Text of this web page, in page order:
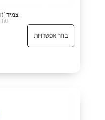
צמיד "Black Knight"
₪
בחר אפשרויות